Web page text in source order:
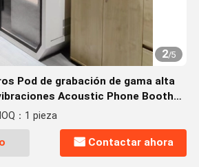
2/5
Pod de grabación de gama alta
Acoustic Phone Booth
Booth Reunión Booth Off
：1 pieza
Contactar ahora